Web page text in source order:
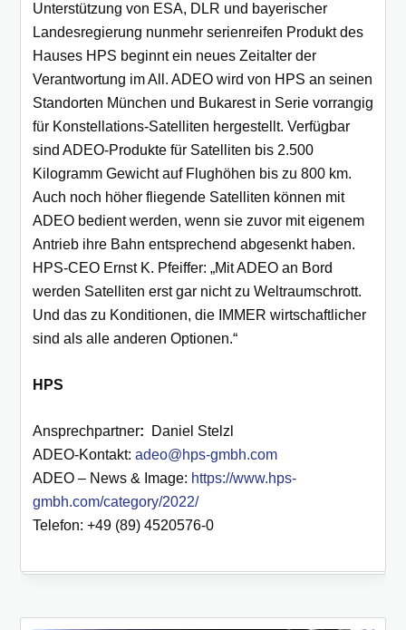
Unterstützung von ESA, DLR und bayerischer
Landesregierung nunmehr serienreifen Produkt des
Hauses HPS beginnt ein neues Zeitalter der
Verantwortung im All. ADEO wird von HPS an seinen
Standorten München und Bukarest in Serie vorrangig
für Konstellations-Satelliten hergestellt. Verfügbar
sind ADEO-Produkte für Satelliten bis 2.500
Kilogramm Gewicht auf Flughöhen bis zu 800 km.
Auch noch höher fliegende Satelliten können mit
ADEO bedient werden, wenn sie zuvor mit eigenem
Antrieb ihre Bahn entsprechend abgesenkt haben.
HPS-CEO Ernst K. Pfeiffer: „Mit ADEO an Bord
werden Satelliten erst gar nicht zu Weltraumschrott.
Und das zu Konditionen, die IMMER wirtschaftlicher
sind als alle anderen Optionen.“
HPS
Ansprechpartner: Daniel Stelzl
ADEO-Kontakt: adeo@hps-gmbh.com
ADEO – News & Image: https://www.hps-
gmbh.com/category/2022/
Telefon: +49 (89) 4520576-0